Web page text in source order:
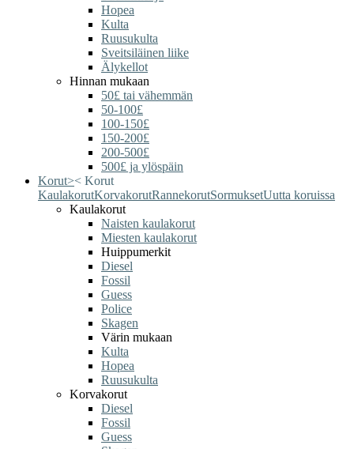
Hopea
Kulta
Ruusukulta
Sveitsiläinen liike
Älykellot
Hinnan mukaan
50£ tai vähemmän
50-100£
100-150£
150-200£
200-500£
500£ ja ylöspäin
Korut>< Korut
KaulakorutKorvakorutRannekorutSormuksetUutta koruissa
Kaulakorut
Naisten kaulakorut
Miesten kaulakorut
Huippumerkit
Diesel
Fossil
Guess
Police
Skagen
Värin mukaan
Kulta
Hopea
Ruusukulta
Korvakorut
Diesel
Fossil
Guess